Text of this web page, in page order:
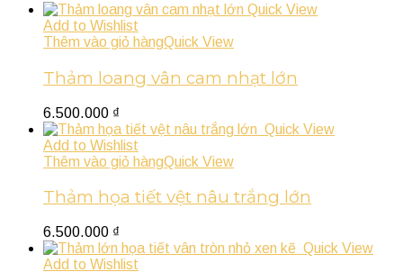
Quick View
Add to Wishlist
Thêm vào giỏ hàngQuick View
Thảm loang vân cam nhạt lớn
6.500.000 ₫
Quick View
Add to Wishlist
Thêm vào giỏ hàngQuick View
Thảm họa tiết vệt nâu trắng lớn
6.500.000 ₫
Quick View
Add to Wishlist